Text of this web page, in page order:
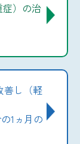
症）の治
善し（軽
1ヵ月の